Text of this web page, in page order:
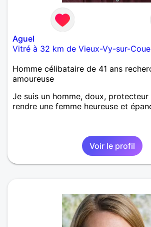
Aguel
Vitré à 32 km de Vieux-Vy-sur-
Homme célibataire de 41 ans
amoureuse
Je suis un homme, doux,
rendre une femme heureuse et
Voir le profil